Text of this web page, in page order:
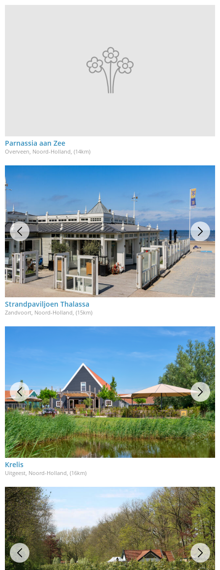
Parnassia aan Zee
Overveen, Noord-Holland, (14km)
Strandpaviljoen Thalassa
Zandvoort, Noord-Holland , (15km)
Krelis
Uitgeest, Noord-Holland, (16km)